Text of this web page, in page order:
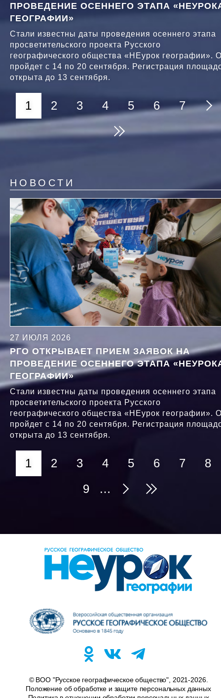
ПРОВЕДЕНИЕ ОСЕННЕГО ЭТАПА
ГЕОГРАФИИ»
Стали известны даты проведения осеннего этапа
просветительского проекта Русского
географического общества «НЕурок географии».
пройдет с 14 по 20 сентября. Регистрация
открыта до 13 сентября.
Нумерация
страниц
Текущая
страница
1 Page
2 Page
3 Page
4 Page
5 Page
6 Page
7
НОВОСТИ
27 ИЮЛЯ 2026
РГО ОТКРЫВАЕТ ПРИЕМ ЗАЯВОК НА
ПРОВЕДЕНИЕ ОСЕННЕГО ЭТАПА
ГЕОГРАФИИ»
Стали известны даты проведения осеннего этапа
просветительского проекта Русского
географического общества «НЕурок географии».
пройдет с 14 по 20 сентября. Регистрация
открыта до 13 сентября.
Нумерация
страниц
Текущая
1 Page
2 Page
3 Page
4 Page
5 Page
6 Page
7
8
Page
9 …
© ВОО "Русское географическое общество", 2021-2026.
Положение об обработке и защите персональных данных